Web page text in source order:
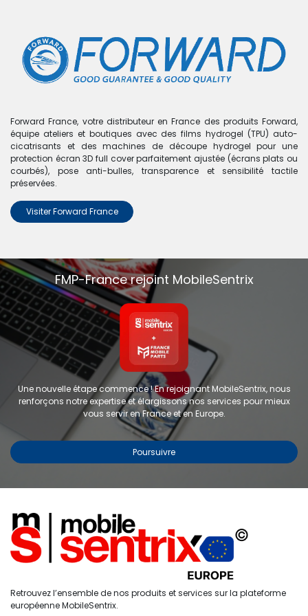
Étiquettes
Accueil Recherche
0
Compte
Boutique 0 articles trouvés.
Nous n'avons trouvé aucun
produit !
Aucun produit défini dans la catégorie P Smart S.
Forward France, votre distributeur en France des produits Forward,
équipe ateliers et boutiques avec des films hydrogel (TPU) auto-
cicatrisants et des machines de découpe hydrogel pour une
protection écran 3D full cover parfaitement ajustée (écrans plats ou
courbés), pose anti-bulles, transparence et sensibilité tactile
préservées.
Visiter Forward France
FMP-France rejoint MobileSentrix
Une nouvelle étape commence ! En rejoignant MobileSentrix, nous
renforçons notre expertise et élargissons nos services pour mieux
vous servir en France et en Europe.
Poursuivre
Retrouvez l’ensemble de nos produits et services sur la plateforme
européenne MobileSentrix.
Copyright © 2024 FMP-France. Tous droits réservés